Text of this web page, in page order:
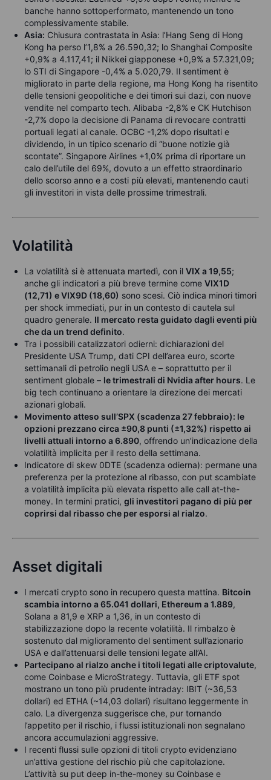
banche hanno sottoperformato, mantenendo un tono
complessivamente stabile.
Asia: Chiusura contrastata in Asia: l’Hang Seng di Hong
Kong ha perso l’1,8% a 26.590,32; lo Shanghai Composite
+0,9% a 4.117,41; il Nikkei giapponese +0,9% a 57.321,09;
lo STI di Singapore -0,4% a 5.020,79. Il sentiment è
migliorato in parte della regione, ma Hong Kong ha risentito
delle tensioni geopolitiche e dei timori sui dazi, con nuove
vendite nel comparto tech. Alibaba -2,8% e CK Hutchison
-2,7% dopo la decisione di Panama di revocare contratti
portuali legati al canale. OCBC -1,2% dopo risultati e
dividendo, in un tipico scenario di “buone notizie già
scontate”. Singapore Airlines +1,0% prima di riportare un
calo dell’utile del 69%, dovuto a un effetto straordinario
dello scorso anno e a costi più elevati, mantenendo cauti
gli investitori in vista delle prossime trimestrali.
Volatilità
La volatilità si è attenuata martedì, con il VIX a 19,55;
anche gli indicatori a più breve termine come VIX1D
(12,71) e VIX9D (18,60) sono scesi. Ciò indica minori timori
per shock immediati, pur in un contesto di cautela sul
quadro generale. Il mercato resta guidato dagli eventi più
che da un trend definito.
Tra i possibili catalizzatori odierni: dichiarazioni del
Presidente USA Trump, dati CPI dell’area euro, scorte
settimanali di petrolio negli USA e – soprattutto per il
sentiment globale – le trimestrali di Nvidia after hours. Le
big tech continuano a orientare la direzione dei mercati
azionari globali.
Movimento atteso sull’SPX (scadenza 27 febbraio): le
opzioni prezzano circa ±90,8 punti (±1,32%) rispetto ai
livelli attuali intorno a 6.890, offrendo un’indicazione della
volatilità implicita per il resto della settimana.
Indicatore di skew 0DTE (scadenza odierna): permane una
preferenza per la protezione al ribasso, con put scambiate
a volatilità implicita più elevata rispetto alle call at-the-
money. In termini pratici, gli investitori pagano di più per
coprirsi dal ribasso che per esporsi al rialzo.
Asset digitali
I mercati crypto sono in recupero questa mattina. Bitcoin
scambia intorno a 65.041 dollari, Ethereum a 1.889,
Solana a 81,9 e XRP a 1,36, in un contesto di
stabilizzazione dopo la recente volatilità. Il rimbalzo è
sostenuto dal miglioramento del sentiment sull’azionario
USA e dall’attenuarsi delle tensioni legate all’AI.
Partecipano al rialzo anche i titoli legati alle criptovalute,
come Coinbase e MicroStrategy. Tuttavia, gli ETF spot
mostrano un tono più prudente intraday: IBIT (~36,53
dollari) ed ETHA (~14,03 dollari) risultano leggermente in
calo. La divergenza suggerisce che, pur tornando
l’appetito per il rischio, i flussi istituzionali non segnalano
ancora accumulazioni aggressive.
I recenti flussi sulle opzioni di titoli crypto evidenziano
un’attiva gestione del rischio più che capitolazione.
L’attività su put deep in-the-money su Coinbase e